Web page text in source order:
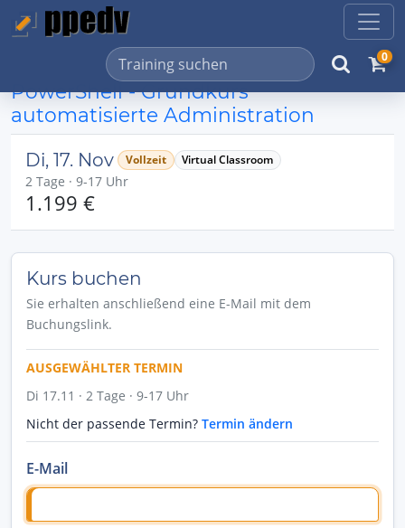
0
PowerShell - Grundkurs
automatisierte Administration
Di, 17. Nov Vollzeit Virtual Classroom
2 Tage · 9-17 Uhr
1.199 €
Kurs buchen
Sie erhalten anschließend eine E-Mail mit dem
Buchungslink.
AUSGEWÄHLTER TERMIN
Di 17.11 · 2 Tage · 9-17 Uhr
Nicht der passende Termin? Termin ändern
E-Mail